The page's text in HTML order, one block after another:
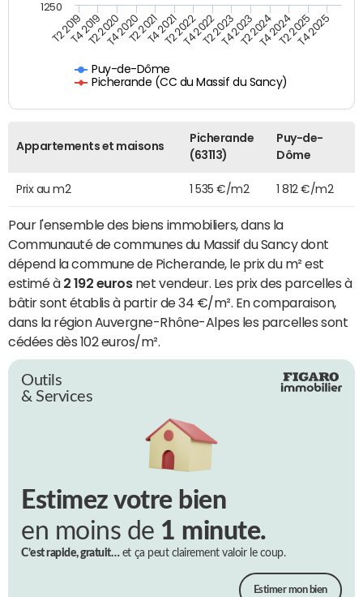
Puy-de-Dôme
Picherande (CC du Massif du Sancy)
T2 2019T4 2019T2 2020T4 2020T2 2021T4 2021T2 2022T4 2022T2 2023T4 2023T2 2024T4 2024T2 2025T4 2025
1250
Appartements et maisons
Picherande
(63113)
Puy-de-
Dôme
Prix au m2 1 535 €/m2 1 812 €/m2
Pour l'ensemble des biens immobiliers, dans la
Communauté de communes du Massif du Sancy dont
dépend la commune de Picherande, le prix du m² est
estimé à 2 192 eurosnet vendeur. Les prix des parcelles à
bâtir sont établis à partir de 34 €/m². En comparaison,
dans la région Auvergne-Rhône-Alpes les parcelles sont
cédées dès 102 euros/m².
Outils
& Services
Estimez votre bien
en moins de 1 minute.
C’est rapide, gratuit…et ça peut clairement valoir le coup.
Estimer mon bien